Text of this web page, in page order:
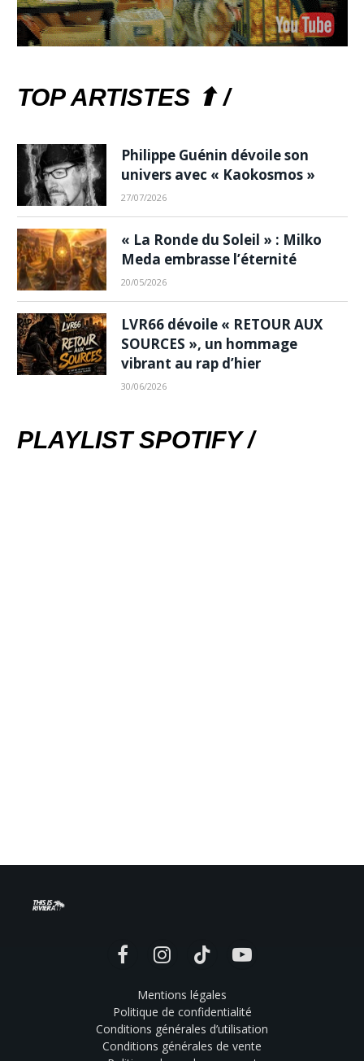
TOP ARTISTES ⬆ /
Philippe Guénin dévoile son
univers avec « Kaokosmos »
27/07/2026
« La Ronde du Soleil » : Milko
Meda embrasse l’éternité
20/05/2026
LVR66 dévoile « RETOUR AUX
SOURCES », un hommage
vibrant au rap d’hier
30/06/2026
PLAYLIST SPOTIFY /
FacebookInstagramTikTok YouTube
Mentions légales
Politique de confidentialité
Conditions générales d’utilisation
Conditions générales de vente